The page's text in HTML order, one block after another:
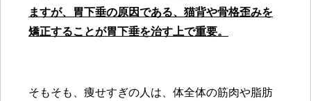
ますが、胃下垂の原因である、猫背や骨格歪みを
矯正することが胃下垂を治す上で重要。
そもそも、痩せすぎの人は、体全体の筋肉や脂肪